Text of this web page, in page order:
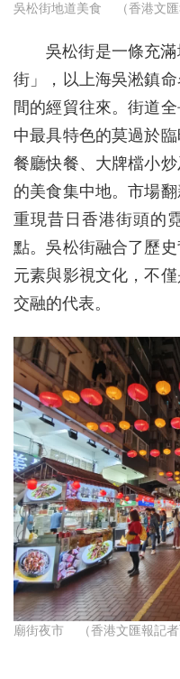
吳松街地道美食 （香港文匯
吳松街是一條充
街」，以上海吳淞鎮
間的經貿往來。街道
中最具特色的莫過於
餐廳快餐、大牌檔小
的美食集中地。市場
重現昔日香港街頭的
點。吳松街融合了歷
元素與影視文化，不
交融的代表。
廟街夜市 （香港文匯報記者